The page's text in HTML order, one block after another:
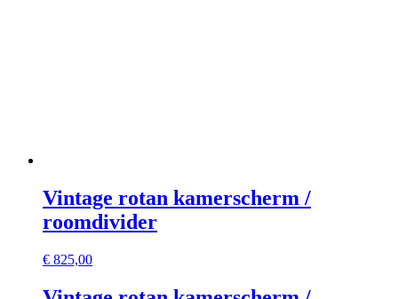
Vintage rotan kamerscherm /
roomdivider
€ 825,00